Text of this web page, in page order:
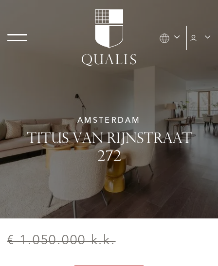
AMSTERDAM
TITUS VAN RIJNSTRAAT
272
€ 1.050.000 k.k.